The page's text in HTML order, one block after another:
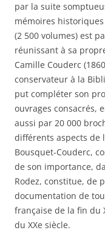
par la suite
mémoires
(2 500 volumes) est
réunissant à sa
Camille Couderc
conservateur à la
put compléter son
ouvrages consacrés,
aussi par 20 000
différents aspects de
Bousquet-Couderc,
de son importance,
Rodez, constitue, de
documentation de
française de la fin du
du XXe siècle.